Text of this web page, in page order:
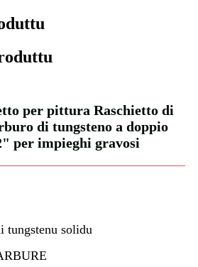
per pittura Raschietto di
di tungsteno a doppio
per impieghi gravosi
tungstenu solidu